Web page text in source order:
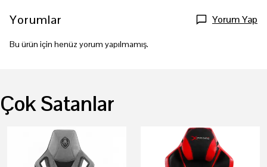
Yorumlar Yorum Yap
Bu ürün için henüz yorum yapılmamış.
Çok Satanlar